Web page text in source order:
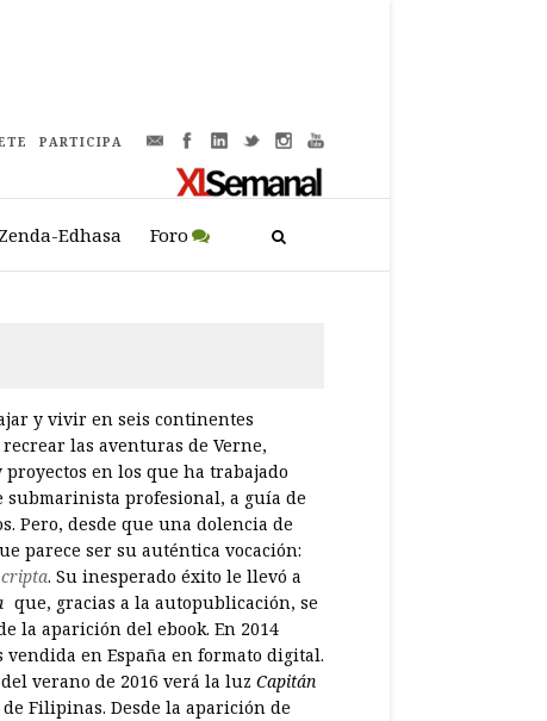
PARTICIPA
Zenda-Edhasa Foro
y vivir en seis continentes
las aventuras de Verne,
en los que ha trabajado
submarinista profesional, a guía de
Pero, desde que una dolencia de
parece ser su auténtica vocación:
. Su inesperado éxito le llevó a
que, gracias a la autopublicación, se
la aparición del ebook. En 2014
en España en formato digital.
verano de 2016 verá la luz Capitán
Filipinas. Desde la aparición de